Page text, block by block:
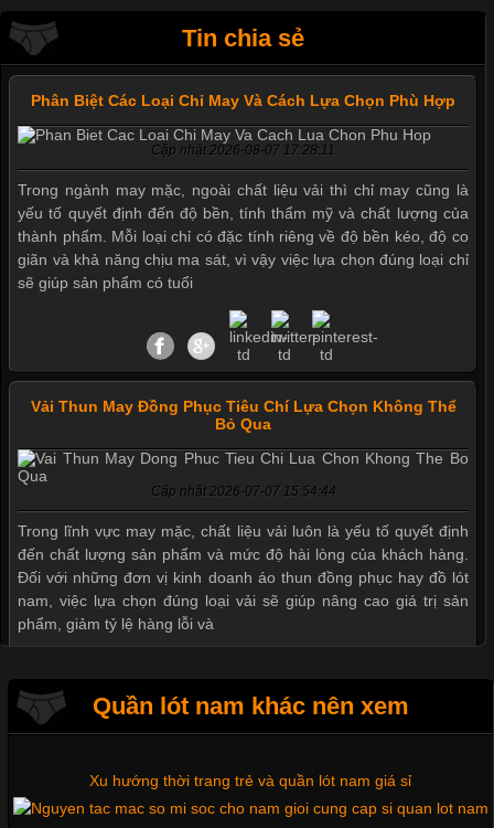
Tin chia sẻ
Phân Biệt Các Loại Chỉ May Và Cách Lựa Chọn Phù Hợp
Cập nhật 2026-08-07 17:28:11
Trong ngành may mặc, ngoài chất liệu vải thì chỉ may cũng là
yếu tố quyết định đến độ bền, tính thẩm mỹ và chất lượng của
thành phẩm. Mỗi loại chỉ có đặc tính riêng về độ bền kéo, độ co
giãn và khả năng chịu ma sát, vì vậy việc lựa chọn đúng loại chỉ
sẽ giúp sản phẩm có tuổi
Vải Thun May Đồng Phục Tiêu Chí Lựa Chọn Không Thể
Bỏ Qua
Cập nhật 2026-07-07 15:54:44
Trong lĩnh vực may mặc, chất liệu vải luôn là yếu tố quyết định
đến chất lượng sản phẩm và mức độ hài lòng của khách hàng.
Đối với những đơn vị kinh doanh áo thun đồng phục hay đồ lót
nam, việc lựa chọn đúng loại vải sẽ giúp nâng cao giá trị sản
phẩm, giảm tỷ lệ hàng lỗi và
Quần lót nam khác nên xem
Mẫu quần short quần lót nam nữ hè thu 2017
Thị hiều quần lót nam bơi lội nam và nữ 2017
Xu hướng thời trang trẻ và quần lót nam giá sỉ
Giặt và bảo quản quần lót nam đúng cách